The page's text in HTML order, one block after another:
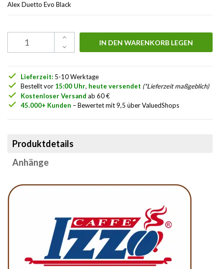
Alex Duetto Evo Black
IN DEN WARENKORB LEGEN
check Lieferzeit: 5-10 Werktage
check Bestellt vor 15:00 Uhr, heute versendet (*Lieferzeit maßgeblich)
check Kostenloser Versand ab 60 €
check 45.000+ Kunden – Bewertet mit 9,5 über ValuedShops
Produktdetails
Anhänge